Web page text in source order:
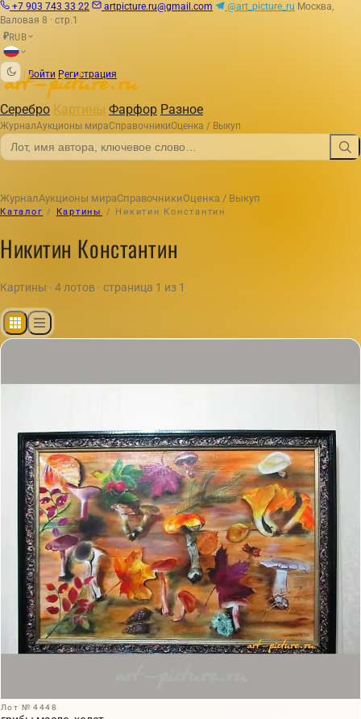
+7 903 743 33 22 artpicture.ru@gmail.com @art_picture_ru Москва,
Валовая 8 · стр.1
₽RUB
Войти Регистрация
Серебро Картины Фарфор Разное
ЖурналАукционы мираСправочникиОценка / Выкуп
ЖурналАукционы мираСправочникиОценка / Выкуп
Каталог / Картины / Никитин Константин
Никитин Константин
Картины · 4 лотов · страница 1 из 1
Лот № 4448